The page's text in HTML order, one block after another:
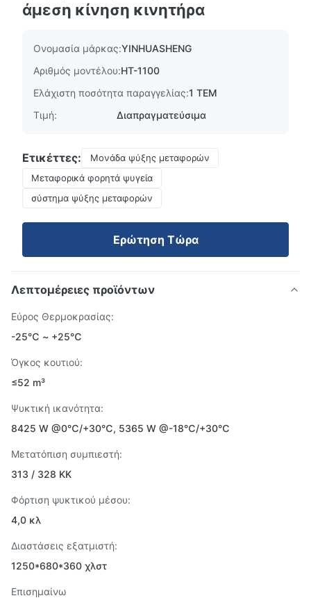
άμεση κίνηση κινητήρα
Ονομασία μάρκας:YINHUASHENG
Αριθμός μοντέλου:HT-1100
Ελάχιστη ποσότητα παραγγελίας:1 ΤΕΜ
Τιμή:
Διαπραγματεύσιμα
Ετικέττες:
Μονάδα ψύξης μεταφορών
Μεταφορικά φορητά ψυγεία
σύστημα ψύξης μεταφορών
Ερώτηση Τώρα
Λεπτομέρειες προϊόντων
Εύρος Θερμοκρασίας:
-25℃ ~ +25℃
Όγκος κουτιού:
≤52 m³
Ψυκτική ικανότητα:
8425 W @0℃/+30℃, 5365 W @-18℃/+30℃
Μετατόπιση συμπιεστή:
313 / 328 ΚΚ
Φόρτιση ψυκτικού μέσου:
4,0 κλ
Διαστάσεις εξατμιστή:
1250*680*360 χλστ
Επισημαίνω